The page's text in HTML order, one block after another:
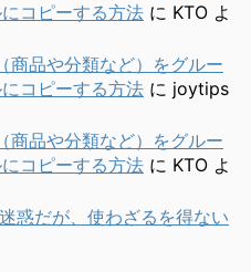
コピーする方法 に KTO よ
商品や分類など）をグルー
コピーする方法 に joytips
商品や分類など）をグルー
コピーする方法 に KTO よ
惑だが、使わざるを得ない